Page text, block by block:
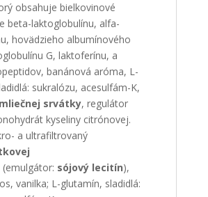
obsahuje bielkovinové
beta-laktoglobulínu, alfa-
hovädzieho albumínového
G, laktoferínu, a
banánová aróma, L-
sukralózu, acesulfám-K,
mliečnej srvátky, regulátor
kyseliny citrónovej.
a ultrafiltrovaný
(emulgátor: sójový lecitín),
vanilka; L-glutamín, sladidlá: